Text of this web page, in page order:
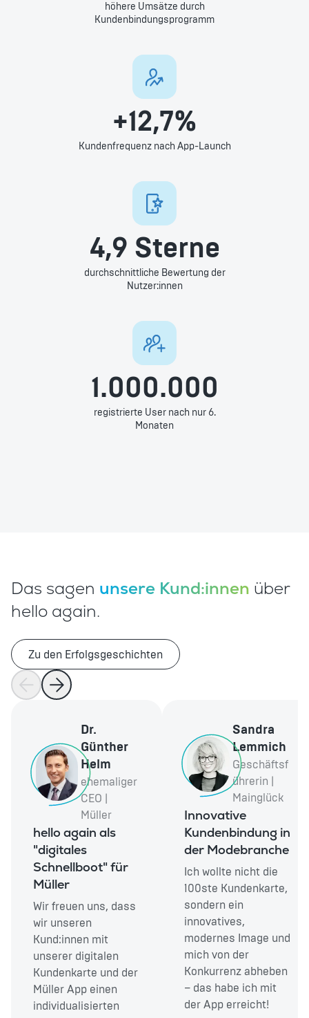
höhere Umsätze durch
Kundenbindungsprogramm
+12,7%
Kundenfrequenz nach App-Launch
4,9 Sterne
durchschnittliche Bewertung der
Nutzer:innen
1.000.000
registrierte User nach nur 6.
Monaten
Das sagen unsere Kund:innen über
hello again.
Zu den Erfolgsgeschichten
Dr.
Günther
Helm
ehemaliger
CEO |
Müller
hello again als
"digitales
Schnellboot" für
Müller
Wir freuen uns, dass
wir unseren
Kund:innen mit
unserer digitalen
Kundenkarte und der
Müller App einen
individualisierten
Sandra
Lemmich
Geschäftsf
ührerin |
Mainglück
Innovative
Kundenbindung in
der Modebranche
Ich wollte nicht die
100ste Kundenkarte,
sondern ein
innovatives,
modernes Image und
mich von der
Konkurrenz abheben
– das habe ich mit
der App erreicht!